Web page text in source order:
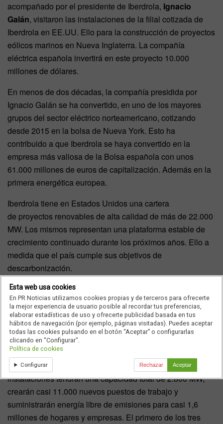
acompañado por el presidente de Iberdrola, Ignacio
Galán, visitaron las instalaciones de la filial cotizada de
Iberdrola en EE.UU. Ello para la construcción de proyectos
eólicos marinos en Nueva Inglaterra. La compañía
eléctrica española invertirá en este proyecto 10.000
millones de dólares.
En menos de dos décadas, la compañía presidida por
Ignacio Galán se ha convertido, en uno de los mayores
grupos del sector eléctrico norteamericano, cotizando
desde 2015 en la bolsa de Nueva York. Esto ha
contribuido a que Iberdrola se haya convertido en la
empresa más valiosa de la Bolsa española con unos
61.000 millones de euros de capitalización. Además en la
primera energética europea.
Iberdrola tiene en Estados Unidos una cartera
de proyectos renovables de alta calidad de más de 22.000
MW. Los mismos representan una plataforma estable de
crecimiento continuado durante los próximos años. Ello a
medida que el país cumple sus objetivos de
descarbonización.
Los tres parques eólicos de Iberdrola
en construcción…
Los tres parques eólicos marinos de Iberdrola están en
construcción o desarrollo avanzado. Además todos tienen
contratos de venta de energía a largo plazo en las
ciudades de Massachusetts y Connecticut. Estas
instalaciones tendrán una capacidad total de 2.800 MW,
crearán casi 11.000 nuevos puestos de trabajo y
suministrarán energía libre de emisiones para casi 1,6
millones de hogares y empresas. El primero de los tres
Esta web usa cookies
En PR Noticias utilizamos cookies propias y de terceros para ofrecerte
la mejor experiencia de usuario posible al recordar tus preferencias,
elaborar estadísticas de uso y ofrecerte publicidad basada en tus
hábitos de navegación (por ejemplo, páginas visitadas). Puedes aceptar
todas las cookies pulsando en el botón “Aceptar” o configurarlas
clicando en "Configurar".
Política de cookies
Configurar Rechazar Aceptar